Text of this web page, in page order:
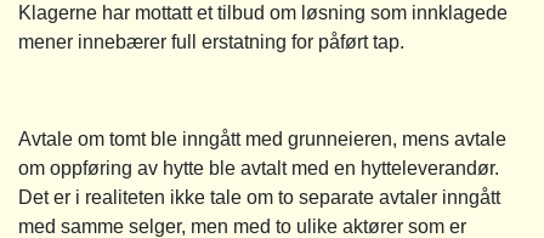
Klagerne har mottatt et tilbud om løsning som innklagede
mener innebærer full erstatning for påført tap.
Avtale om tomt ble inngått med grunneieren, mens avtale
om oppføring av hytte ble avtalt med en hytteleverandør.
Det er i realiteten ikke tale om to separate avtaler inngått
med samme selger, men med to ulike aktører som er